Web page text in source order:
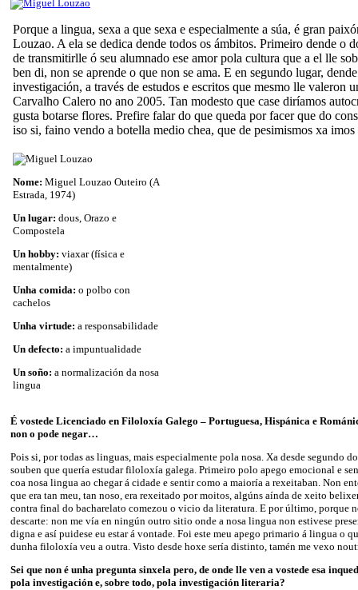
Porque a lingua, sexa a que sexa e especialmente a súa, é gran
Louzao. A ela se dedica dende todos os ámbitos. Primeiro dende o
de transmitirlle ó seu alumnado ese amor pola cultura que a el lle
ben di, non se aprende o que non se ama. E en segundo lugar,
investigación, a través de estudos e escritos que mesmo lle valeron
Carvalho Calero no ano 2005. Tan modesto que case diríamos
gusta botarse flores. Prefire falar do que queda por facer que do
iso si, faino vendo a botella medio chea, que de pesimismos xa
Nome: Miguel Louzao Outeiro (A
Estrada, 1974)
Un lugar: dous, Orazo e
Compostela
Un hobby: viaxar (física e
mentalmente)
Unha comida: o polbo con
cachelos
Unha virtude: a responsabilidade
Un defecto: a impuntualidade
Un soño: a normalización da nosa
lingua
É vostede Licenciado en Filoloxía Galego – Portuguesa, Hispánica e
non o pode negar…
Pois si, por todas as linguas, mais especialmente pola nosa. Xa desde segundo
souben que quería estudar filoloxía galega. Primeiro polo apego emocional e
coa nosa lingua ao chegar á cidade e sentir como a maioría a rexeitaban. Non
que era tan meu, tan noso, era rexeitado por moitos, algúns aínda de xeito
contra final do bacharelato comezou o vicio da literatura. E por último, porque
descarte: non me vía en ningún outro sitio onde a nosa lingua non estivese
digna e así puidese eu estar á vontade. Foi este meu apego primario á lingua o
dunha filoloxía veu a outra. Visto desde hoxe sería distinto, tamén me vexo
Sei que non é unha pregunta sinxela pero, de onde lle ven a vostede esa
pola investigación e, sobre todo, pola investigación literaria?